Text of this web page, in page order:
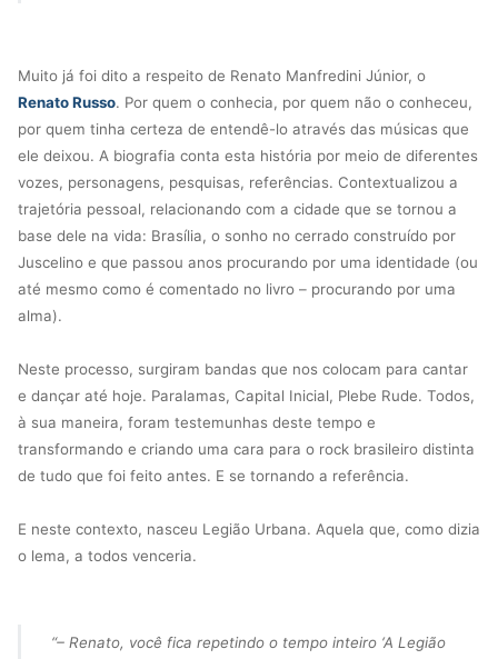
Muito já foi dito a respeito de Renato Manfredini Júnior, o
Renato Russo. Por quem o conhecia, por quem não o conheceu,
por quem tinha certeza de entendê-lo através das músicas que
ele deixou. A biografia conta esta história por meio de diferentes
vozes, personagens, pesquisas, referências. Contextualizou a
trajetória pessoal, relacionando com a cidade que se tornou a
base dele na vida: Brasília, o sonho no cerrado construído por
Juscelino e que passou anos procurando por uma identidade (ou
até mesmo como é comentado no livro – procurando por uma
alma).
Neste processo, surgiram bandas que nos colocam para cantar
e dançar até hoje. Paralamas, Capital Inicial, Plebe Rude. Todos,
à sua maneira, foram testemunhas deste tempo e
transformando e criando uma cara para o rock brasileiro distinta
de tudo que foi feito antes. E se tornando a referência.
E neste contexto, nasceu Legião Urbana. Aquela que, como dizia
o lema, a todos venceria.
“– Renato, você fica repetindo o tempo inteiro ‘A Legião